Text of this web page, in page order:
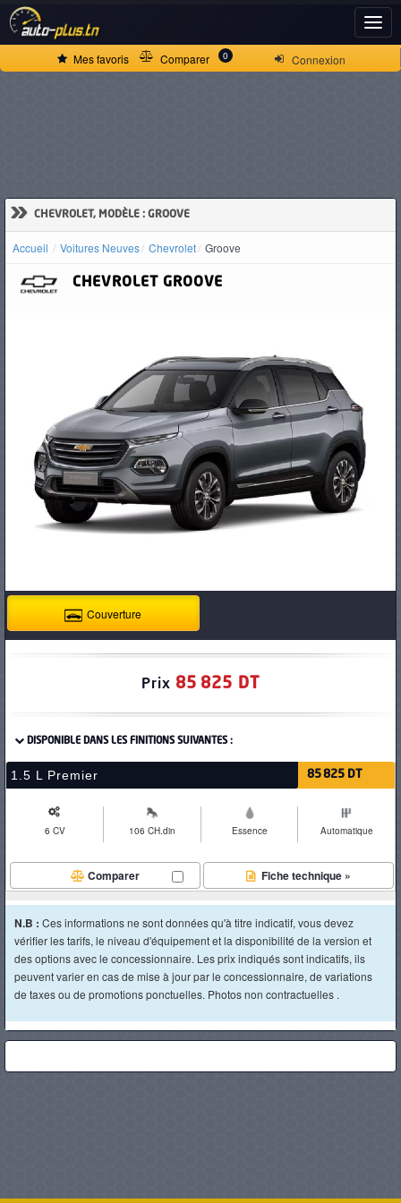
Connexion
Mes favoris Comparer 0
» CHEVROLET, MODÈLE : GROOVE
Accueil Voitures Neuves Chevrolet Groove
CHEVROLET GROOVE
Couverture
Prix 85 825 DT
DISPONIBLE DANS LES FINITIONS SUIVANTES :
1.5 L Premier 85 825 DT
6 CV 106 CH.din Essence Automatique
Fiche technique »
Comparer
N.B : Ces informations ne sont données qu'à titre indicatif, vous devez
vérifier les tarifs, le niveau d'équipement et la disponibilité de la version et
des options avec le concessionnaire. Les prix indiqués sont indicatifs, ils
peuvent varier en cas de mise à jour par le concessionnaire, de variations
de taxes ou de promotions ponctuelles. Photos non contractuelles .
ACCUEIL
D'OCCASION
PNEUS